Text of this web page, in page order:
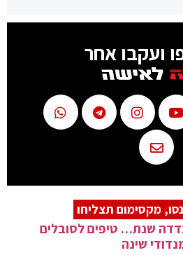
ועקבו אחר
נסו, מקסימום תצליחו
שנת… טיפים לסובלים
שינה